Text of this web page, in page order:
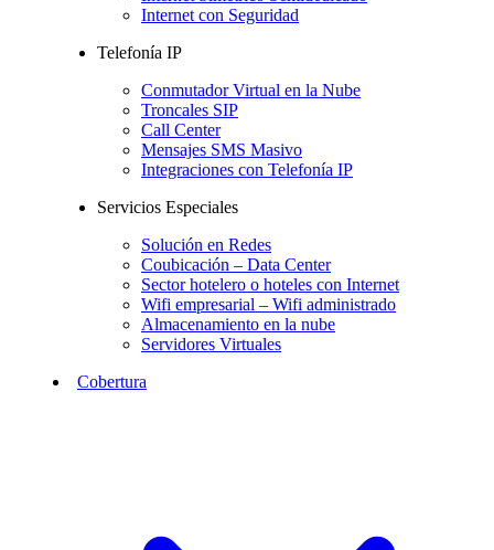
Internet con Seguridad
Telefonía IP
Conmutador Virtual en la Nube
Troncales SIP
Call Center
Mensajes SMS Masivo
Integraciones con Telefonía IP
Servicios Especiales
Solución en Redes
Coubicación – Data Center
Sector hotelero o hoteles con Internet
Wifi empresarial – Wifi administrado
Almacenamiento en la nube
Servidores Virtuales
Cobertura